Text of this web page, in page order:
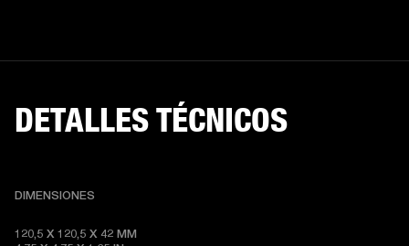
DETALLES TÉCNICOS
DIMENSIONES
120,5 X 120,5 X 42 MM